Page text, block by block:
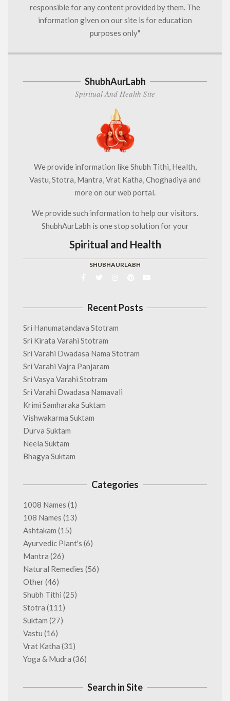
responsible for any content provided by them. The
information given on our site is for education
purposes only"
ShubhAurLabh
Spiritual And Health Site
We provide information like Shubh Tithi, Health,
Vastu, Stotra, Mantra, Vrat Katha, Choghadiya and
more on our web portal.
We provide such information to help our visitors.
ShubhAurLabh is one stop solution for your
Spiritual and Health
SHUBHAURLABH
Recent Posts
Sri Hanumatandava Stotram
Sri Kirata Varahi Stotram
Sri Varahi Dwadasa Nama Stotram
Sri Varahi Vajra Panjaram
Sri Vasya Varahi Stotram
Sri Varahi Dwadasa Namavali
Krimi Samharaka Suktam
Vishwakarma Suktam
Durva Suktam
Neela Suktam
Bhagya Suktam
Categories
1008 Names (1)
108 Names (13)
Ashtakam (15)
Ayurvedic Plant's (6)
Mantra (26)
Natural Remedies (56)
Other(46)
Shubh Tithi (25)
Stotra (111)
Suktam (27)
Vastu (16)
Vrat Katha (31)
Yoga & Mudra (36)
Search in Site